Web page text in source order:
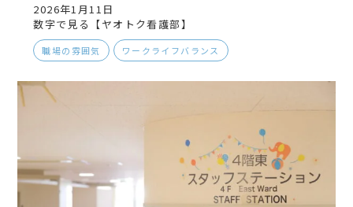
2026年1月11日
数字で見る【ヤオトク看護部】
職場の雰囲気 ワークライフバランス